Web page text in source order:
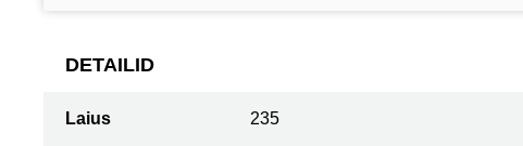
DETAILID
Laius 235